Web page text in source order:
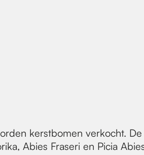
kerstbomen verkocht.
Abies Fraseri en Picia